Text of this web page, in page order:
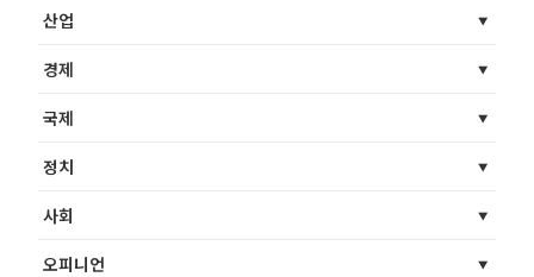
산업
경제
국제
정치
사회
오피니언